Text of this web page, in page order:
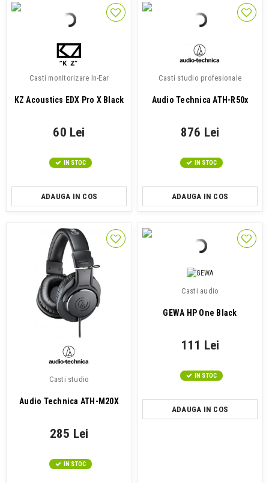
Casti monitorizare In-Ear
KZ Acoustics EDX Pro X Black
60 Lei
IN STOC
ADAUGA IN COS
Casti studio profesionale
Audio Technica ATH-R50x
876 Lei
IN STOC
ADAUGA IN COS
Casti studio
Audio Technica ATH-M20X
285 Lei
IN STOC
Casti audio
GEWA HP One Black
111 Lei
IN STOC
ADAUGA IN COS